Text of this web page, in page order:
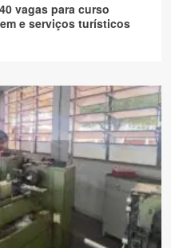
vagas para curso
e serviços turísticos